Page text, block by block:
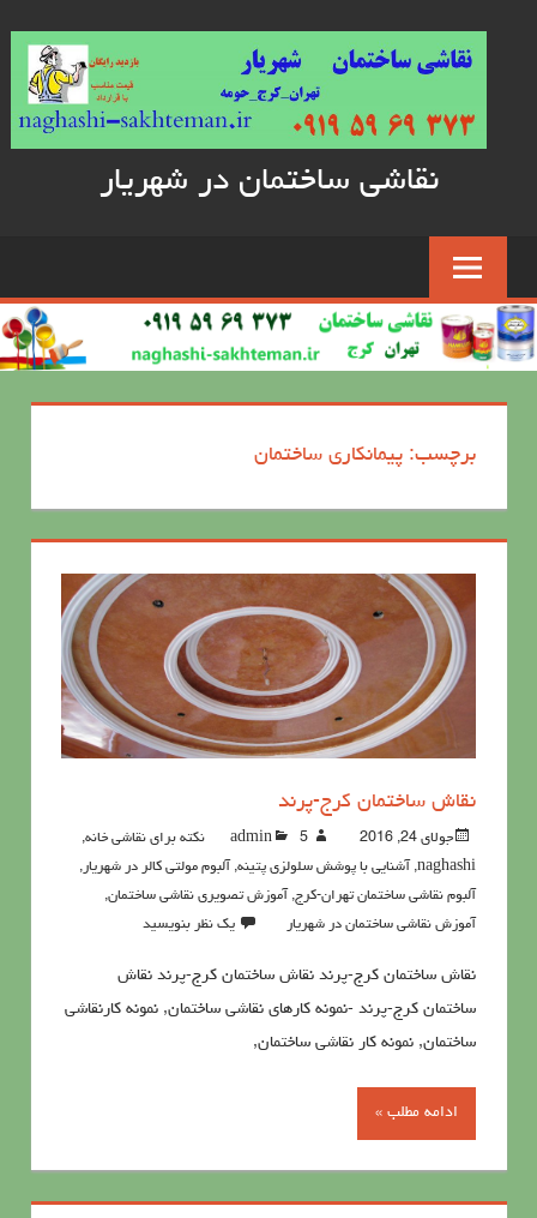
نقاشی ساختمان در شهریار
برچسب: پیمانکاری ساختمان
نقاش ساختمان کرج-پرند
جولای 24, 2016 admin 5نکته برای نقاشی خانه
,
naghashi
, آشنايي با پوشش سلولزي پتينه, آلبوم مولتی کالر در شهریار,
آلبوم نقاشی ساختمان تهران-کرج, آموزش تصویری نقاشی ساختمان,
آموزش نقاشی ساختمان در شهریار
یک نظر بنویسید
نقاش ساختمان کرج-پرند نقاش ساختمان کرج-پرند نقاش
ساختمان کرج-پرند -نمونه کارهای نقاشی ساختمان, نمونه کارنقاشی
ساختمان, نمونه کار نقاشی ساختمان,
ادامه مطلب »